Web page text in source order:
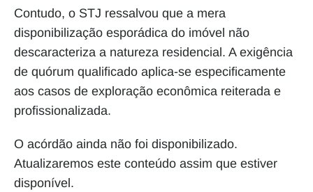
Contudo, o STJ ressalvou que a mera
disponibilização esporádica do imóvel não
descaracteriza a natureza residencial. A exigência
de quórum qualificado aplica-se especificamente
aos casos de exploração econômica reiterada e
profissionalizada.
O acórdão ainda não foi disponibilizado.
Atualizaremos este conteúdo assim que estiver
disponível.